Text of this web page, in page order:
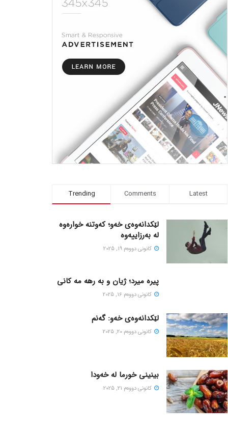
Trending Comments Latest
لێکدانەوەی خەو؛ کەوتنە خوارەوە
لە بەرزاییەوە
كانونی دووه‌م 19, 2025
پیره میرد؛ ژیان و به رهه مه کانی
كانونی دووه‌م 16, 2025
لێکدانەوەی خەو: گەنم
كانونی دووه‌م 20, 2025
بینینی خورما لە خەودا
كانونی دووه‌م 21, 2025